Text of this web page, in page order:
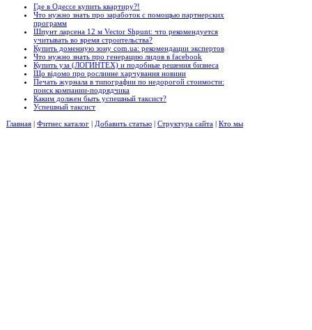
Где в Одессе купить квартиру?!
Что нужно знать про заработок с помощью партнерских
программ
Шпунт ларсена 12 м Vector Shpunt: что рекомендуется
учитывать во время строительства?
Купить доменную зону com.ua: рекомендации экспертов
Что нужно знать про генерацию лидов в facebook
Купить уза (ЛОГИНТЕХ) и подобные решения бизнеса
Що відомо про рослинне харчування новини
Печать журнала в типографии по недорогой стоимости:
поиск компании-подрядчика
Каким должен быть успешный таксист?
Успешный таксист
Главная
Фитнес каталог Добавить статью Структура сайта Кто мы